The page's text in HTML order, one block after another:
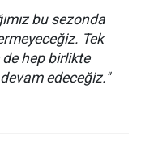
bu sezonda
Tek
hep birlikte
edeceğiz."